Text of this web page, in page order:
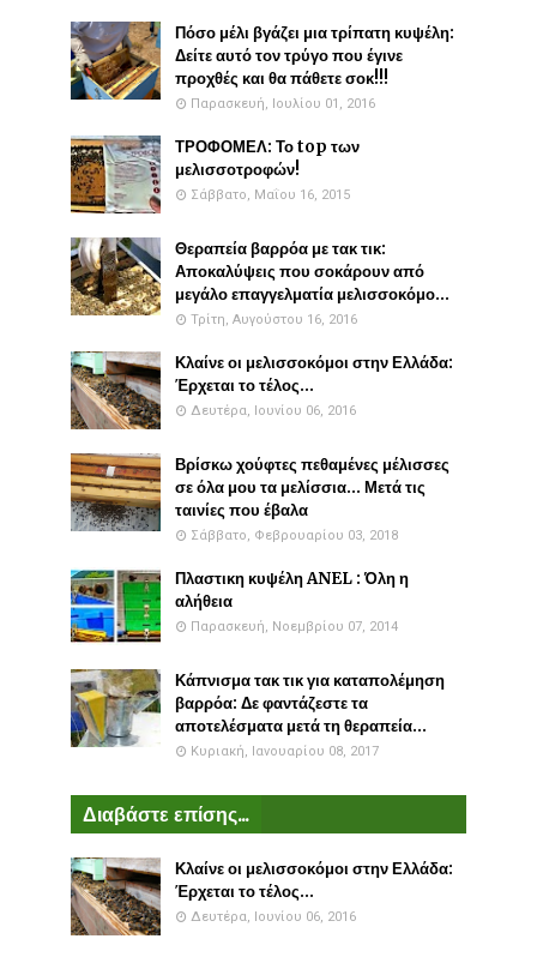
Πόσο μέλι βγάζει μια τρίπατη κυψέλη:
Δείτε αυτό τον τρύγο που έγινε
προχθές και θα πάθετε σοκ!!!
Παρασκευή, Ιουλίου 01, 2016
ΤΡΟΦΟΜΕΛ: Το top των
μελισσοτροφών!
Σάββατο, Μαΐου 16, 2015
Θεραπεία βαρρόα με τακ τικ:
Αποκαλύψεις που σοκάρουν από
μεγάλο επαγγελματία μελισσοκόμο...
Τρίτη, Αυγούστου 16, 2016
Κλαίνε οι μελισσοκόμοι στην Ελλάδα:
Έρχεται το τέλος...
Δευτέρα, Ιουνίου 06, 2016
Βρίσκω χούφτες πεθαμένες μέλισσες
σε όλα μου τα μελίσσια... Μετά τις
ταινίες που έβαλα
Σάββατο, Φεβρουαρίου 03, 2018
Πλαστικη κυψέλη ANEL : Όλη η
αλήθεια
Παρασκευή, Νοεμβρίου 07, 2014
Κάπνισμα τακ τικ για καταπολέμηση
βαρρόα: Δε φαντάζεστε τα
αποτελέσματα μετά τη θεραπεία...
Κυριακή, Ιανουαρίου 08, 2017
Διαβάστε επίσης...
Κλαίνε οι μελισσοκόμοι στην Ελλάδα:
Έρχεται το τέλος...
Δευτέρα, Ιουνίου 06, 2016